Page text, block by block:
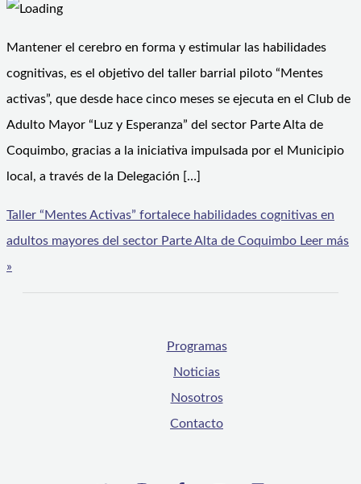
Mantener el cerebro en forma y estimular las habilidades
cognitivas, es el objetivo del taller barrial piloto “Mentes
activas”, que desde hace cinco meses se ejecuta en el Club de
Adulto Mayor “Luz y Esperanza” del sector Parte Alta de
Coquimbo, gracias a la iniciativa impulsada por el Municipio
local, a través de la Delegación […]
Taller “Mentes Activas” fortalece habilidades cognitivas en
adultos mayores del sector Parte Alta de Coquimbo Leer más
»
Programas
Noticias
Nosotros
Contacto